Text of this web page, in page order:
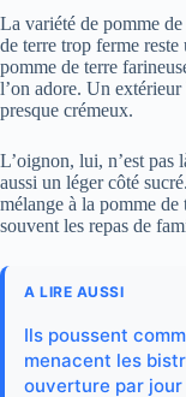
La variété de pomme
de terre trop ferme
pomme de terre
l’on adore. Un
presque crémeux.
L’oignon, lui, n’est pas
aussi un léger côté
mélange à la pomme
souvent les repas de
A LIRE AUSSI
Ils poussent
menacent les
ouverture par jour